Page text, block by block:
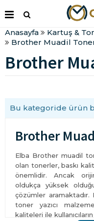
Anasayfa Kartuş &
Brother Muadil
Brother
Bu kategoride ürün
Brother
Elba Brother muadil
olan tonerler, baskı
önemlidir. Ancak
oldukça yüksek
çözümler
toner yazıcı
kaliteleri ile